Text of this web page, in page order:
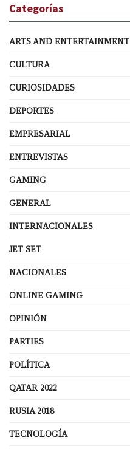
Categorías
ARTS AND ENTERTAINMENT
CULTURA
CURIOSIDADES
DEPORTES
EMPRESARIAL
ENTREVISTAS
GAMING
GENERAL
INTERNACIONALES
JET SET
NACIONALES
ONLINE GAMING
OPINIÓN
PARTIES
POLÍTICA
QATAR 2022
RUSIA 2018
TECNOLOGÍA